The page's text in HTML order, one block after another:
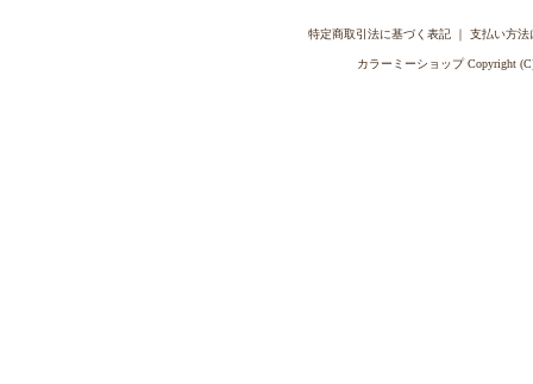
特定商取引法に基づく表記｜ 支払い方法
カラーミーショップCopyright